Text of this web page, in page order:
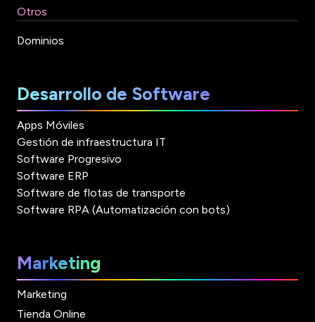
Otros
Dominios
Desarrollo de Software
Apps Móviles
Gestión de infraestructura IT
Software Progresivo
Software ERP
Software de flotas de transporte
Software RPA (Automatización con bots)
Marketing
Marketing
Tienda Online